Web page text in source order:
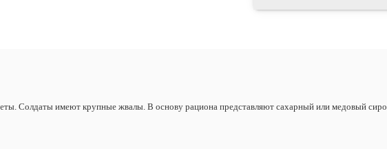
Солдаты имеют крупные жвалы. В основу рациона представляют сахарный или медовый